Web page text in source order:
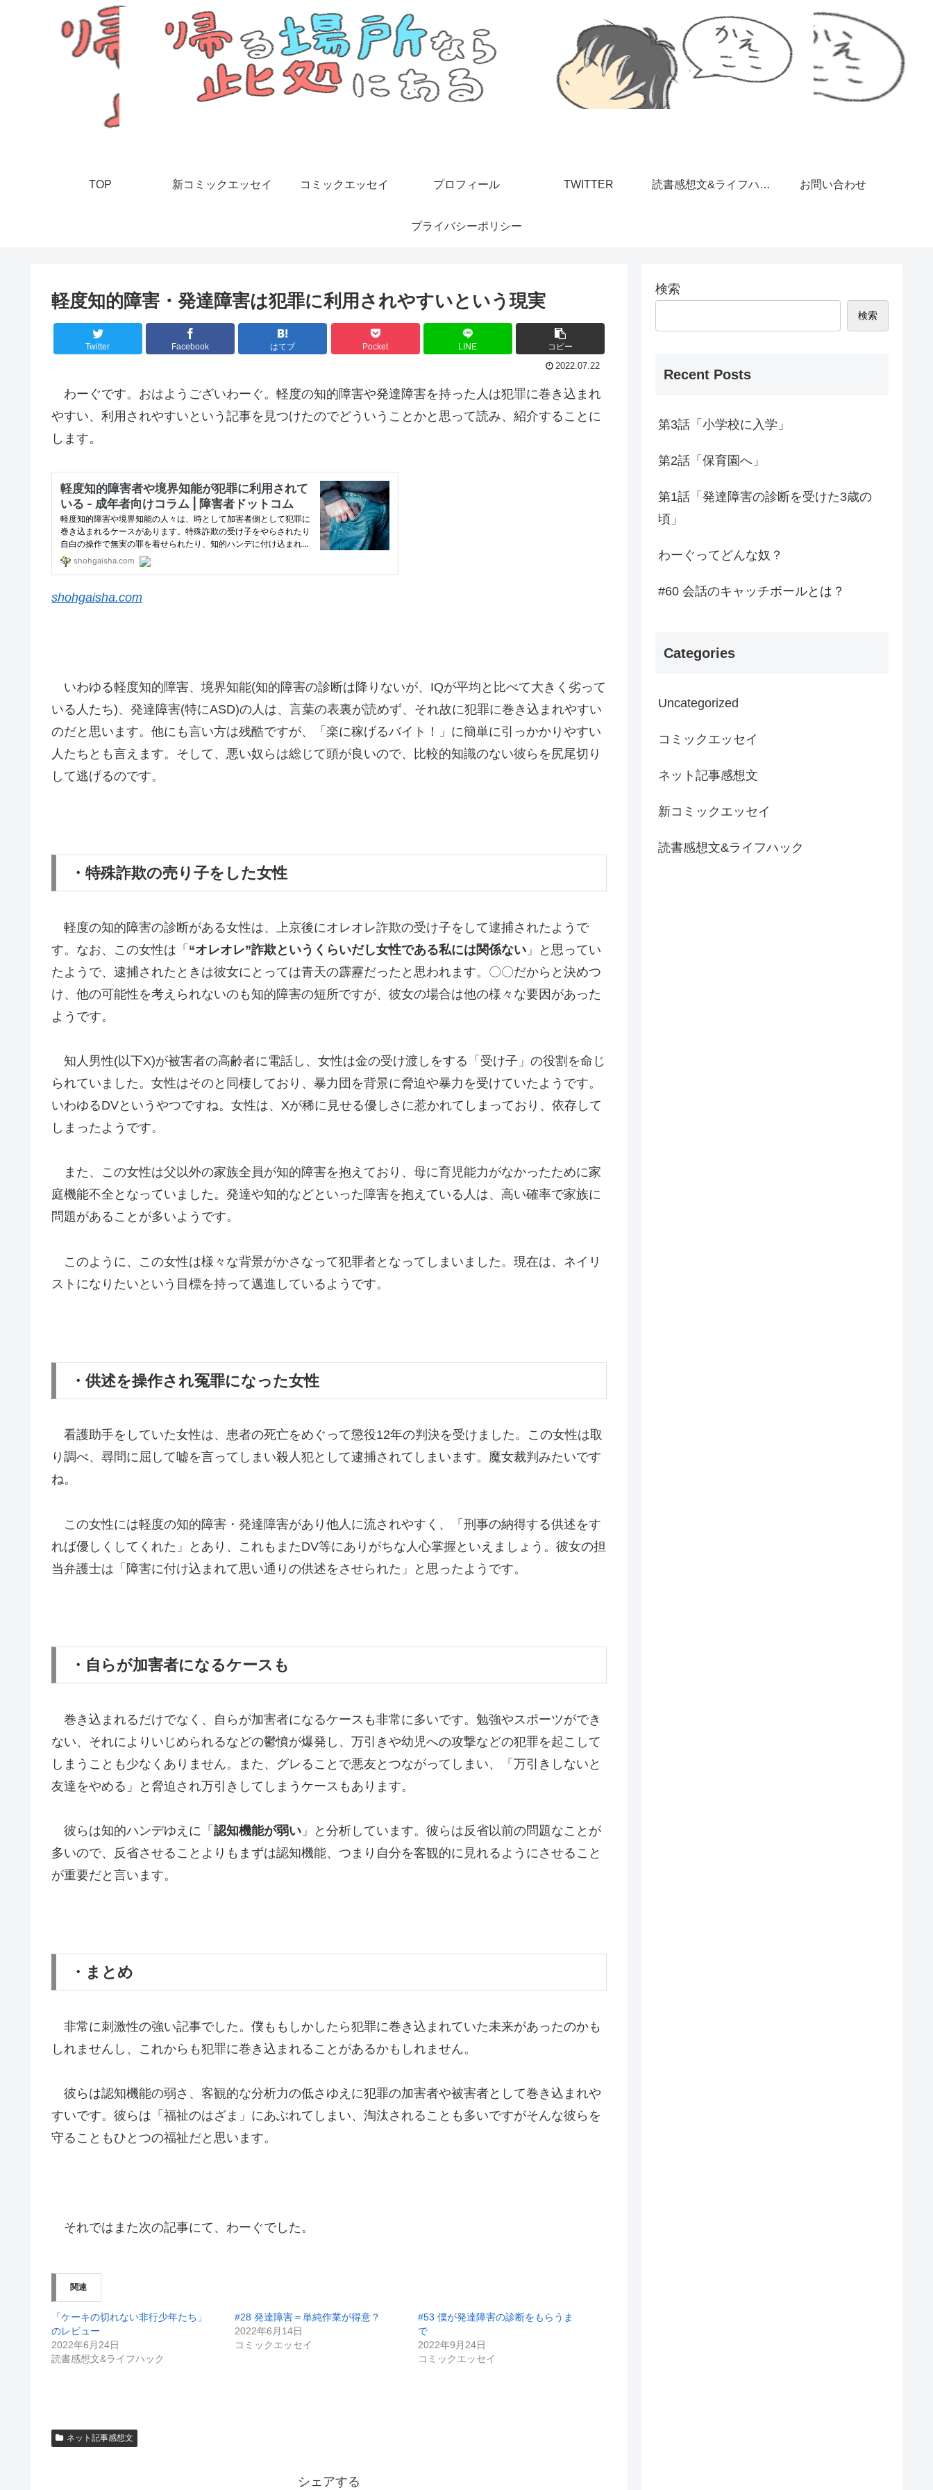
TOP 新コミックエッセイ コミックエッセイ プロフィール TWITTER 読書感想文&ライフハッ お問い合わせ
プライバシーポリシー
軽度知的障害・発達障害は犯罪に利用されやすいという現実
Twitter Facebook はてブ Pocket LINE コピー
2022.07.22
わーぐです。おはようございわーぐ。軽度の知的障害や発達障害を持った人は犯罪に巻き込まれ
やすい、利用されやすいという記事を見つけたのでどういうことかと思って読み、紹介することに
します。
shohgaisha.com
いわゆる軽度知的障害、境界知能(知的障害の診断は降りないが、IQが平均と比べて大きく劣って
いる人たち)、発達障害(特にASD)の人は、言葉の表裏が読めず、それ故に犯罪に巻き込まれやすい
のだと思います。他にも言い方は残酷ですが、「楽に稼げるバイト！」に簡単に引っかかりやすい
人たちとも言えます。そして、悪い奴らは総じて頭が良いので、比較的知識のない彼らを尻尾切り
して逃げるのです。
・特殊詐欺の売り子をした女性
軽度の知的障害の診断がある女性は、上京後にオレオレ詐欺の受け子をして逮捕されたようで
す。なお、この女性は「 “オレオレ”詐欺というくらいだし女性である私には関係ない 」と思ってい
たようで、逮捕されたときは彼女にとっては青天の霹靂だったと思われます。〇〇だからと決めつ
け、他の可能性を考えられないのも知的障害の短所ですが、彼女の場合は他の様々な要因があった
ようです。
知人男性(以下X)が被害者の高齢者に電話し、女性は金の受け渡しをする「受け子」の役割を命じ
られていました。女性はそのと同棲しており、暴力団を背景に脅迫や暴力を受けていたようです。
いわゆるDVというやつですね。女性は、Xが稀に見せる優しさに惹かれてしまっており、依存して
しまったようです。
また、この女性は父以外の家族全員が知的障害を抱えており、母に育児能力がなかったために家
庭機能不全となっていました。発達や知的などといった障害を抱えている人は、高い確率で家族に
問題があることが多いようです。
このように、この女性は様々な背景がかさなって犯罪者となってしまいました。現在は、ネイリ
ストになりたいという目標を持って邁進しているようです。
・供述を操作され冤罪になった女性
看護助手をしていた女性は、患者の死亡をめぐって懲役12年の判決を受けました。この女性は取
り調べ、尋問に屈して嘘を言ってしまい殺人犯として逮捕されてしまいます。魔女裁判みたいです
ね。
この女性には軽度の知的障害・発達障害があり他人に流されやすく、「刑事の納得する供述をす
れば優しくしてくれた」とあり、これもまたDV等にありがちな人心掌握といえましょう。彼女の担
当弁護士は「障害に付け込まれて思い通りの供述をさせられた」と思ったようです。
・自らが加害者になるケースも
巻き込まれるだけでなく、自らが加害者になるケースも非常に多いです。勉強やスポーツができ
ない、それによりいじめられるなどの鬱憤が爆発し、万引きや幼児への攻撃などの犯罪を起こして
しまうことも少なくありません。また、グレることで悪友とつながってしまい、「万引きしないと
友達をやめる」と脅迫され万引きしてしまうケースもあります。
彼らは知的ハンデゆえに「 認知機能が弱い 」と分析しています。彼らは反省以前の問題なことが
多いので、反省させることよりもまずは認知機能、つまり自分を客観的に見れるようにさせること
が重要だと言います。
・まとめ
非常に刺激性の強い記事でした。僕ももしかしたら犯罪に巻き込まれていた未来があったのかも
しれませんし、これからも犯罪に巻き込まれることがあるかもしれません。
彼らは認知機能の弱さ、客観的な分析力の低さゆえに犯罪の加害者や被害者として巻き込まれや
すいです。彼らは「福祉のはざま」にあぶれてしまい、淘汰されることも多いですがそんな彼らを
守ることもひとつの福祉だと思います。
それではまた次の記事にて、わーぐでした。
関連
「ケーキの切れない非行少年たち」
のレビュー
2022年6月24日
読書感想文&ライフハック
#28 発達障害＝単純作業が得意？
2022年6月14日
コミックエッセイ
#53 僕が発達障害の診断をもらうま
で
2022年9月24日
コミックエッセイ
ネット記事感想文
シェアする
検索
検索
Recent Posts
第3話「小学校に入学」
第2話「保育園へ」
第1話「発達障害の診断を受けた3歳の
頃」
わーぐってどんな奴？
#60 会話のキャッチボールとは？
Categories
Uncategorized
コミックエッセイ
ネット記事感想文
新コミックエッセイ
読書感想文&ライフハック